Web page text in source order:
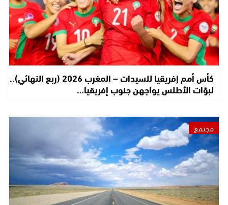
كأس أمم إفريقيا للسيدات – المغرب 2026 (ربع النهائي)..
لبؤات الأطلس يواجهن جنوب إفريقيا…
مجتمع